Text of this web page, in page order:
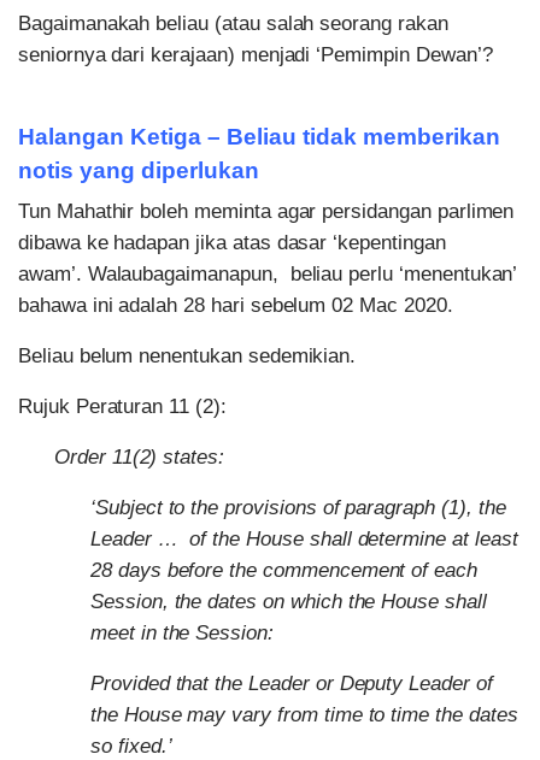
Bagaimanakah beliau (atau salah seorang rakan
seniornya dari kerajaan) menjadi ‘Pemimpin Dewan’?
Halangan Ketiga – Beliau tidak memberikan
notis yang diperlukan
Tun Mahathir boleh meminta agar persidangan parlimen
dibawa ke hadapan jika atas dasar ‘kepentingan
awam’. Walaubagaimanapun, beliau perlu ‘menentukan’
bahawa ini adalah 28 hari sebelum 02 Mac 2020.
Beliau belum nenentukan sedemikian.
Rujuk Peraturan 11 (2):
Order 11(2) states:
‘Subject to the provisions of paragraph (1), the
Leader … of the House shall determine at least
28 days before the commencement of each
Session, the dates on which the House shall
meet in the Session:
Provided that the Leader or Deputy Leader of
the House may vary from time to time the dates
so fixed.’